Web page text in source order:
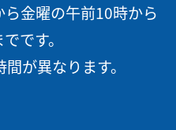
金曜の午前10時から
です。
が異なります。